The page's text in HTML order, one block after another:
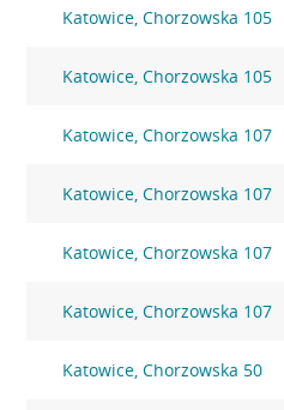
Katowice, Chorzowska 105
Katowice, Chorzowska 105
Katowice, Chorzowska 107
Katowice, Chorzowska 107
Katowice, Chorzowska 107
Katowice, Chorzowska 107
Katowice, Chorzowska 50